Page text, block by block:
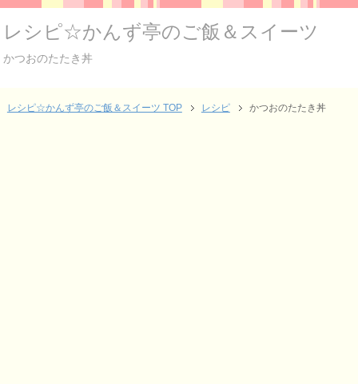
レシピ☆かんず亭のご飯＆スイーツ
かつおのたたき丼
レシピ☆かんず亭のご飯＆スイーツ TOP レシピ かつおのたたき丼